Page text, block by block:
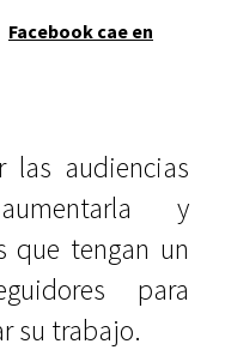
Facebook cae en
las audiencias
aumentarla y
que tengan un
para
su trabajo.